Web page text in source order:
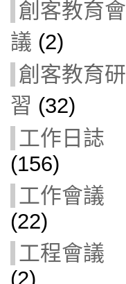
創客教育會
議 (2)
創客教育研
習 (32)
工作日誌
(156)
工作會議
(22)
工程會議
(2)